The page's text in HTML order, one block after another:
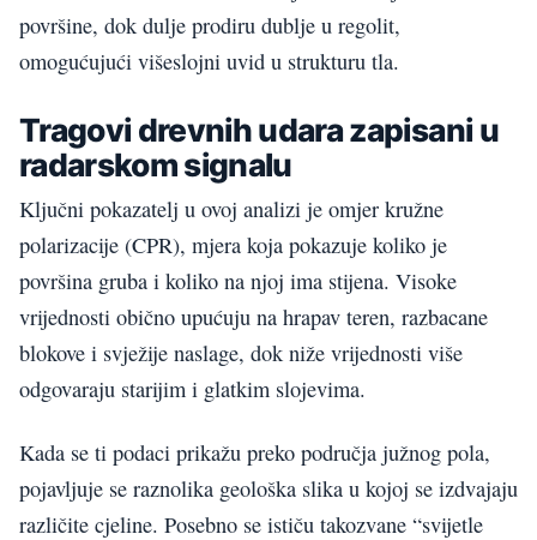
površine, dok dulje prodiru dublje u regolit,
omogućujući višeslojni uvid u strukturu tla.
Tragovi drevnih udara zapisani u
radarskom signalu
Ključni pokazatelj u ovoj analizi je omjer kružne
polarizacije (CPR), mjera koja pokazuje koliko je
površina gruba i koliko na njoj ima stijena. Visoke
vrijednosti obično upućuju na hrapav teren, razbacane
blokove i svježije naslage, dok niže vrijednosti više
odgovaraju starijim i glatkim slojevima.
Kada se ti podaci prikažu preko područja južnog pola,
pojavljuje se raznolika geološka slika u kojoj se izdvajaju
različite cjeline. Posebno se ističu takozvane “svijetle